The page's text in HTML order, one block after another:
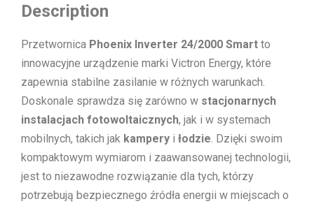
Description
Przetwornica Phoenix Inverter 24/2000 Smart to
innowacyjne urządzenie marki Victron Energy, które
zapewnia stabilne zasilanie w różnych warunkach.
Doskonale sprawdza się zarówno w stacjonarnych
instalacjach fotowoltaicznych, jak i w systemach
mobilnych, takich jak kampery i łodzie . Dzięki swoim
kompaktowym wymiarom i zaawansowanej technologii,
jest to niezawodne rozwiązanie dla tych, którzy
potrzebują bezpiecznego źródła energii w miejscach o